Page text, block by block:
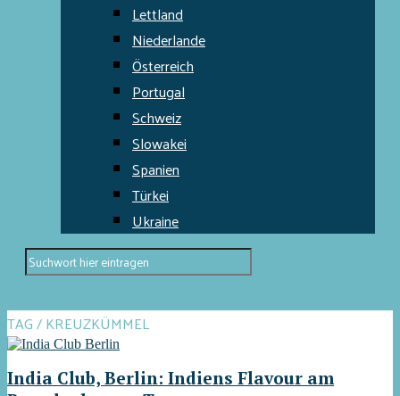
Lettland
Niederlande
Österreich
Portugal
Schweiz
Slowakei
Spanien
Türkei
Ukraine
TAG / KREUZKÜMMEL
India Club, Berlin: Indiens Flavour am